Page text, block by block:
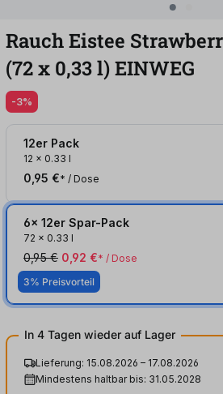
Rauch Eistee
(72x 0,33l)EINWEG
-3%
12er Pack
12 x 0.33 l
0,95 €* / Dose
6x 12er Spar-Pack
72 x 0.33 l
0,95 € 0,92 €* / Dose
3% Preisvorteil
In 4 Tagen wieder auf Lager
Lieferung: 15.08.2026 – 17.08.2026
Mindestens haltbar bis: 31.05.2028